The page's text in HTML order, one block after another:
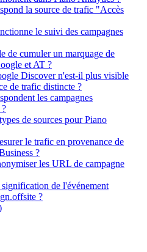
la source de trafic "Accès
le suivi des campagnes
de cumuler un marquage de
et AT ?
Discover n'est-il plus visible
de trafic distincte ?
les campagnes
de sources pour Piano
le trafic en provenance de
?
les URL de campagne
de l'événement
?